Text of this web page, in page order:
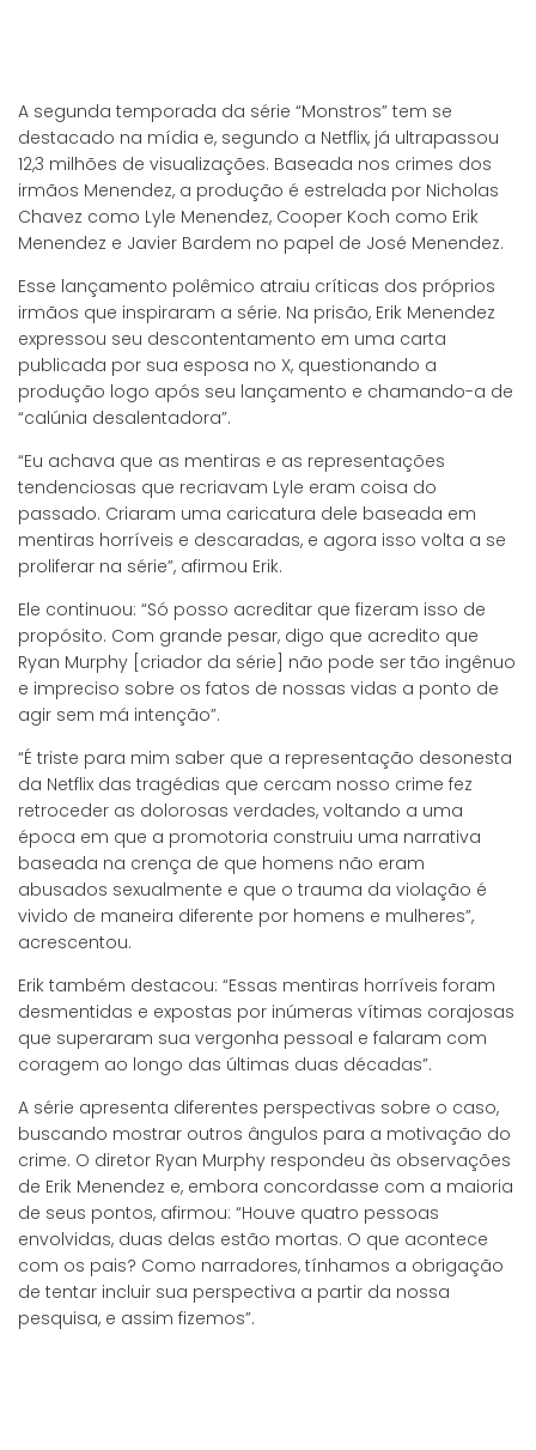
A segunda temporada da série “Monstros” tem se
destacado na mídia e, segundo a Netflix, já ultrapassou
12,3 milhões de visualizações. Baseada nos crimes dos
irmãos Menendez, a produção é estrelada por Nicholas
Chavez como Lyle Menendez, Cooper Koch como Erik
Menendez e Javier Bardem no papel de José Menendez.
Esse lançamento polêmico atraiu críticas dos próprios
irmãos que inspiraram a série. Na prisão, Erik Menendez
expressou seu descontentamento em uma carta
publicada por sua esposa no X, questionando a
produção logo após seu lançamento e chamando-a de
“calúnia desalentadora”.
“Eu achava que as mentiras e as representações
tendenciosas que recriavam Lyle eram coisa do
passado. Criaram uma caricatura dele baseada em
mentiras horríveis e descaradas, e agora isso volta a se
proliferar na série”, afirmou Erik.
Ele continuou: “Só posso acreditar que fizeram isso de
propósito. Com grande pesar, digo que acredito que
Ryan Murphy [criador da série] não pode ser tão ingênuo
e impreciso sobre os fatos de nossas vidas a ponto de
agir sem má intenção”.
“É triste para mim saber que a representação desonesta
da Netflix das tragédias que cercam nosso crime fez
retroceder as dolorosas verdades, voltando a uma
época em que a promotoria construiu uma narrativa
baseada na crença de que homens não eram
abusados sexualmente e que o trauma da violação é
vivido de maneira diferente por homens e mulheres”,
acrescentou.
Erik também destacou: “Essas mentiras horríveis foram
desmentidas e expostas por inúmeras vítimas corajosas
que superaram sua vergonha pessoal e falaram com
coragem ao longo das últimas duas décadas”.
A série apresenta diferentes perspectivas sobre o caso,
buscando mostrar outros ângulos para a motivação do
crime. O diretor Ryan Murphy respondeu às observações
de Erik Menendez e, embora concordasse com a maioria
de seus pontos, afirmou: “Houve quatro pessoas
envolvidas, duas delas estão mortas. O que acontece
com os pais? Como narradores, tínhamos a obrigação
de tentar incluir sua perspectiva a partir da nossa
pesquisa, e assim fizemos”.